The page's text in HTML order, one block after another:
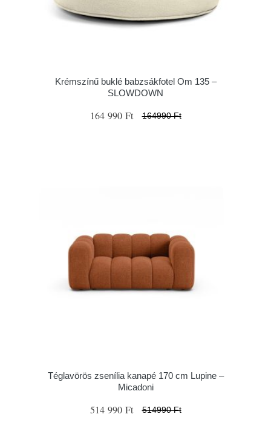
Krémszínű buklé babzsákfotel Om 135 –
SLOWDOWN
164 990 Ft 164990 Ft
Téglavörös zsenília kanapé 170 cm Lupine –
Micadoni
514 990 Ft 514990 Ft